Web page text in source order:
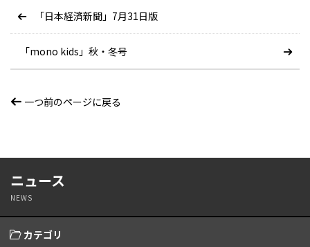
「日本経済新聞」7月31日版
「mono kids」秋・冬号
一つ前のページに戻る
ニュース
NEWS
カテゴリ